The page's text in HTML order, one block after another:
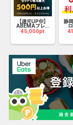
全通貨 約3～4.5
時点のレート換算
2.高度なセキュリ
Fireblocksを採用
護
3.最大年利10％
サービス開始以
を継続中
【還元UP中】
ABEMAプレ...
45,000pt
静